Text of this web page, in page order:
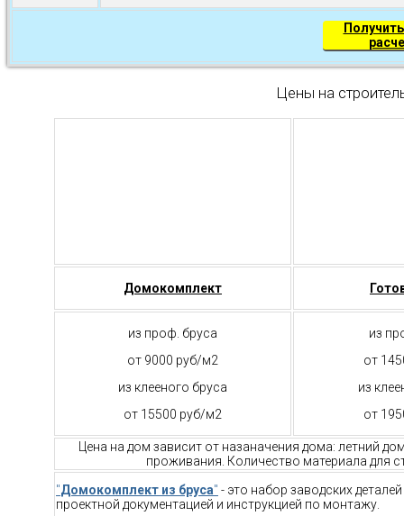
Цены на
Домокомплект
из проф. бруса
от 9000 руб/м2
из клееного бруса
от 15500 руб/м2
из
от
из
от
Цена на дом зависит от назаначения дома: летний
проживания. Количество материала для
"Домокомплект из бруса" - это набор заводских
проектной документацией и инструкцией по монтажу.